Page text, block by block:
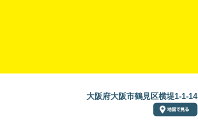
大阪府大阪市鶴見区横堤1-1-14